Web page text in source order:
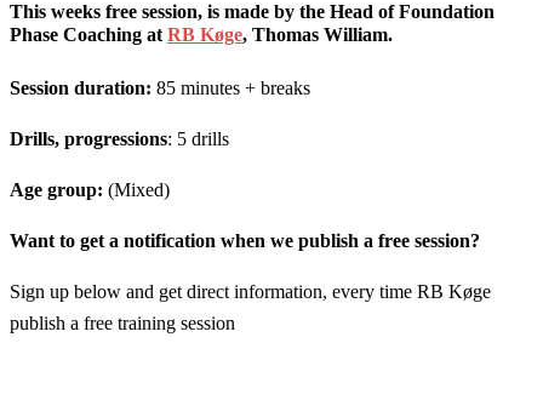
This weeks free session, is made by the Head of Foundation
Phase Coaching at RB Køge, Thomas William.
Session duration: 85 minutes + breaks
Drills, progressions: 5 drills
Age group: (Mixed)
Want to get a notification when we publish a free session?
Sign up below and get direct information, every time RB Køge
publish a free training session